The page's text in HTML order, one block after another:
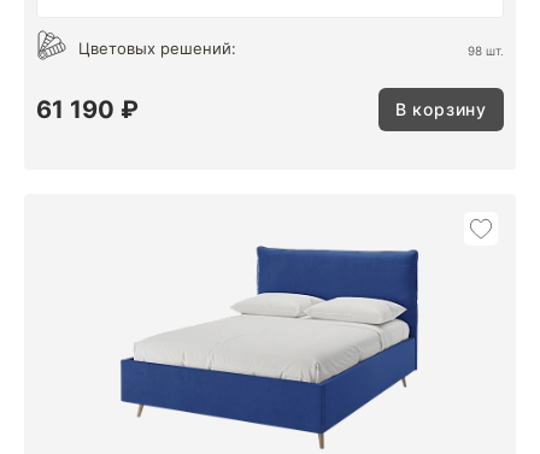
Цветовых решений: 98 шт.
61 190 ₽ В корзину